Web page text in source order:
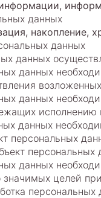
данных
накопление,
данных
данных
данных
данных
исполнению
данных
персональных
данных
целей